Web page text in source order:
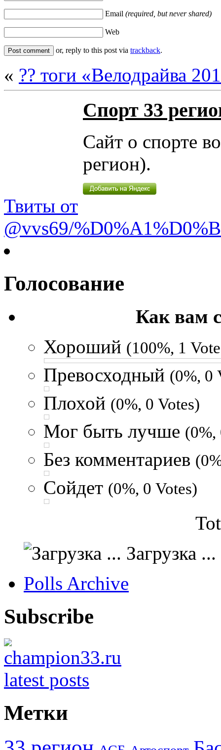
Email (required, but never shared)
Web
or, reply to this post via trackback.
« ?? тоги «Велодрайва
Спорт 33
Сайт о спорте
регион).
Твиты от
@vvs69/
Голосование
Как вам
Хороший (100%, 1
Превосходный (0%, 0
Плохой (0%, 0 Votes)
Мог быть лучше (0%,
Без комментариев
Сойдет (0%, 0 Votes)
Загрузка ...
Polls Archive
Subscribe
Метки